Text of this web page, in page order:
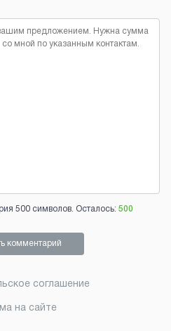
500 символов. Осталось: 500
комментарий
соглашение
на сайте